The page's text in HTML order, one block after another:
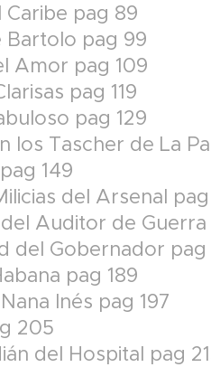
pag 89
Bartolo pag 99
Amor pag 109
pag 119
pag 129
los Tascher de La
149
del Arsenal pag
Auditor de Guerra
del Gobernador pag
pag 189
Inés pag 197
205
del Hospital pag